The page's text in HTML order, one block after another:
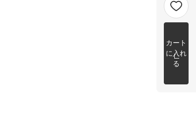
カート
に入れ
る